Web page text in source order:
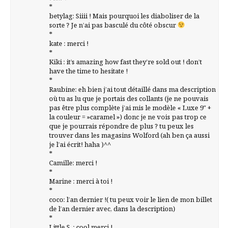
*
betylag: Siiii ! Mais pourquoi les diaboliser de la
sorte ? Je n’ai pas basculé du côté obscur
*
kate : merci !
*
Kiki : it’s amazing how fast they’re sold out ! don’t
have the time to hesitate !
*
Raubine: eh bien j’ai tout détaillé dans ma description
où tu as lu que je portais des collants (je ne pouvais
pas être plus complète j’ai mis le modèle « Luxe 9″ +
la couleur = »caramel ») donc je ne vois pas trop ce
que je pourrais répondre de plus ? tu peux les
trouver dans les magasins Wolford (ah ben ça aussi
je l’ai écrit! haha )^^
*
Camille: merci !
*
Marine : merci à toi !
*
coco: l’an dernier !( tu peux voir le lien de mon billet
de l’an dernier avec, dans la description)
*